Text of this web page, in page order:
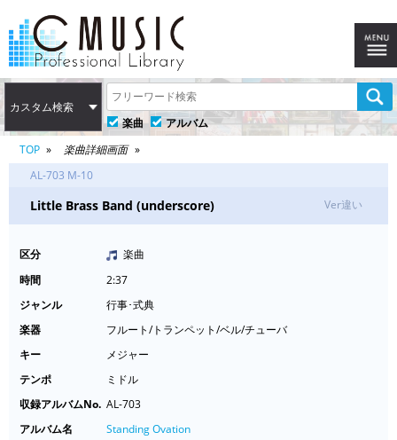
カスタム検索
楽曲
アルバム
TOP
楽曲詳細画面
AL-703 M-10
Little Brass Band (underscore) Ver違い
区分
楽曲
時間
2:37
ジャンル
行事･式典
楽器
フルート/トランペット/ベル/チューバ
キー
メジャー
テンポ
ミドル
収録アルバムNo. AL-703
アルバム名
Standing Ovation